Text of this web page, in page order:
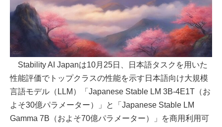
Stability AI Japanは10月25日、日本語タスクを用いた
性能評価でトップクラスの性能を示す日本語向け大規模
言語モデル（LLM）「Japanese Stable LM 3B-4E1T（お
よそ30億パラメーター）」と「Japanese Stable LM
Gamma 7B（およそ70億パラメーター）」を商用利用可